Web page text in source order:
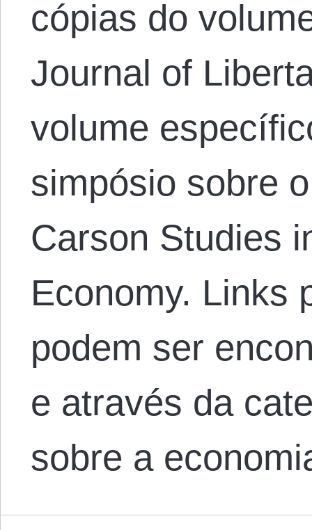
cópias do
Journal of
volume
simpósio sobre
Carson Studies
Economy. Links
podem ser
e através da
sobre a